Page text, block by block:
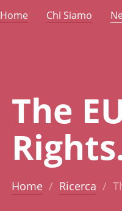
Home Chi Siamo
The
Home Ricerca